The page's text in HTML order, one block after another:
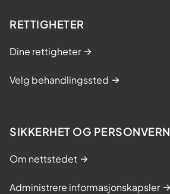
RETTIGHETER
Dine rettigheter
Velg behandlingssted
SIKKERHET OG PERSONVERN
Om nettstedet
Administrere informasjonskapsler